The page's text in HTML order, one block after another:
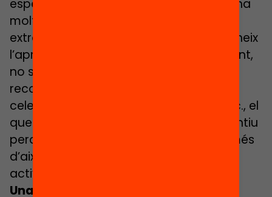
esperonar aquesta passió. De fet, ja hi ha
molts nens i nenes que fan activitats
extraescolars, però en cap cas es reconeix
l’aprenentatge que adquireixen i, per tant,
no se’ls valora. En el nostre cas, és el
reconeixement del passaport, la
celebració, els segells, els guardons, etc., el
que constitueix la motivació. És un incentiu
perquè el nen o la nena pensi “Vull fer més
d’això” o “Vull fer un tastet d’una altra
activitat”.
Una eina d’aquesta mena no genera